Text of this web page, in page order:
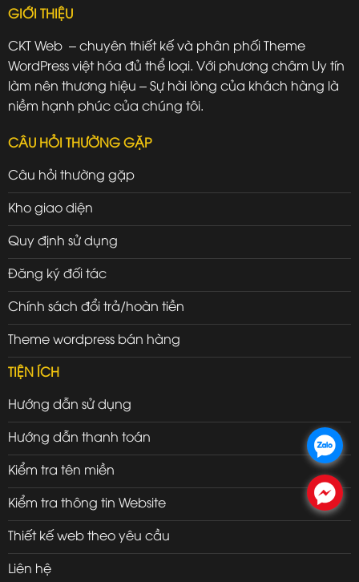
GIỚI THIỆU
CKT Web – chuyên thiết kế và phân phối Theme
WordPress việt hóa đủ thể loại. Với phương châm Uy tín
làm nên thương hiệu – Sự hài lòng của khách hàng là
niềm hạnh phúc của chúng tôi.
CÂU HỎI THƯỜNG GẶP
Câu hỏi thường gặp
Kho giao diện
Quy định sử dụng
Đăng ký đối tác
Chính sách đổi trả/hoàn tiền
Theme wordpress bán hàng
TIỆN ÍCH
Hướng dẫn sử dụng
Hướng dẫn thanh toán
Kiểm tra tên miền
Kiểm tra thông tin Website
Thiết kế web theo yêu cầu
Liên hệ
.
.